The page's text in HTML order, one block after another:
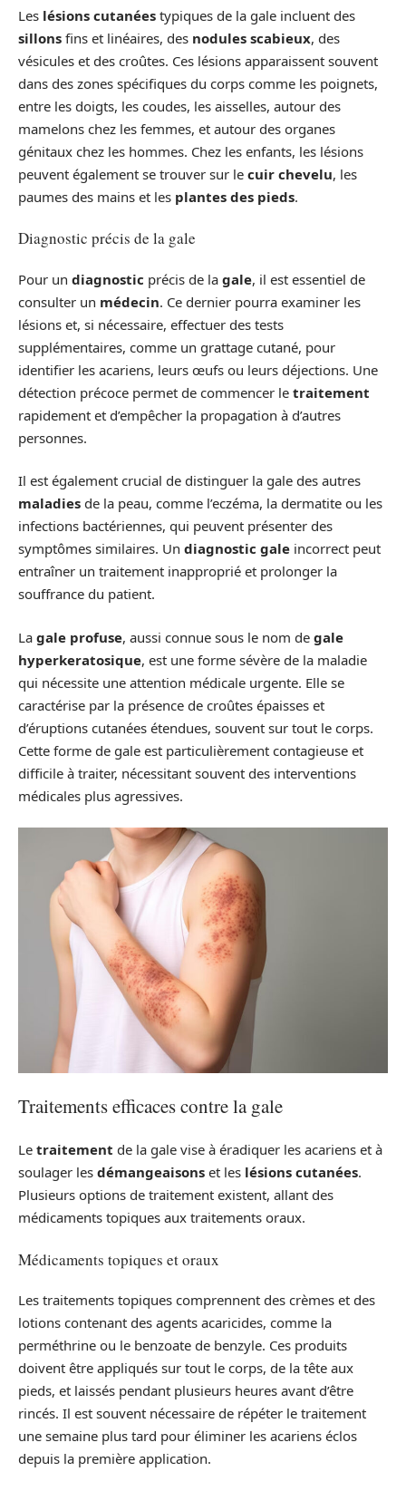
Les lésions cutanées typiques de la gale incluent des
sillons fins et linéaires, des nodules scabieux, des
vésicules et des croûtes. Ces lésions apparaissent souvent
dans des zones spécifiques du corps comme les poignets,
entre les doigts, les coudes, les aisselles, autour des
mamelons chez les femmes, et autour des organes
génitaux chez les hommes. Chez les enfants, les lésions
peuvent également se trouver sur le cuir chevelu, les
paumes des mains et les plantes des pieds.
Diagnostic précis de la gale
Pour un diagnostic précis de la gale, il est essentiel de
consulter un médecin. Ce dernier pourra examiner les
lésions et, si nécessaire, effectuer des tests
supplémentaires, comme un grattage cutané, pour
identifier les acariens, leurs œufs ou leurs déjections. Une
détection précoce permet de commencer le traitement
rapidement et d’empêcher la propagation à d’autres
personnes.
Il est également crucial de distinguer la gale des autres
maladies de la peau, comme l’eczéma, la dermatite ou les
infections bactériennes, qui peuvent présenter des
symptômes similaires. Un diagnostic gale incorrect peut
entraîner un traitement inapproprié et prolonger la
souffrance du patient.
La gale profuse, aussi connue sous le nom de gale
hyperkeratosique, est une forme sévère de la maladie
qui nécessite une attention médicale urgente. Elle se
caractérise par la présence de croûtes épaisses et
d’éruptions cutanées étendues, souvent sur tout le corps.
Cette forme de gale est particulièrement contagieuse et
difficile à traiter, nécessitant souvent des interventions
médicales plus agressives.
Traitements efficaces contre la gale
Le traitement de la gale vise à éradiquer les acariens et à
soulager les démangeaisons et les lésions cutanées.
Plusieurs options de traitement existent, allant des
médicaments topiques aux traitements oraux.
Médicaments topiques et oraux
Les traitements topiques comprennent des crèmes et des
lotions contenant des agents acaricides, comme la
perméthrine ou le benzoate de benzyle. Ces produits
doivent être appliqués sur tout le corps, de la tête aux
pieds, et laissés pendant plusieurs heures avant d’être
rincés. Il est souvent nécessaire de répéter le traitement
une semaine plus tard pour éliminer les acariens éclos
depuis la première application.